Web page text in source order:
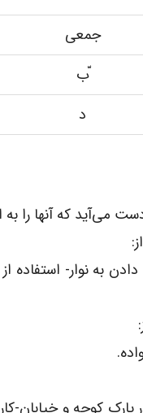
جمعی
ّب
د
می‌آید که آنها را
به نوار- استفاده از
پارک کوچه و